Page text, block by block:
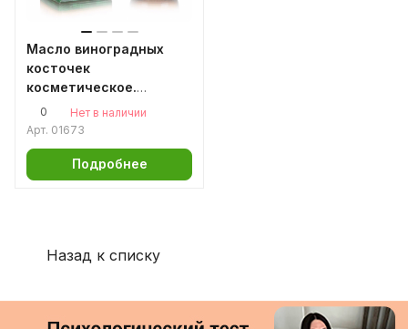
Масло виноградных
косточек
косметическое.
Алтайское
0
Нет в наличии
Арт. 01673
Подробнее
Назад к списку